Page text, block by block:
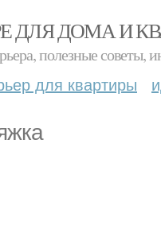
ДЛЯ ДОМА И
полезные советы,
для квартиры